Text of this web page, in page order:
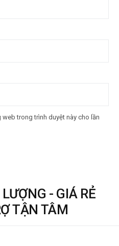
trong trình duyệt này cho lần
- GIÁ RẺ
TẬN TÂM